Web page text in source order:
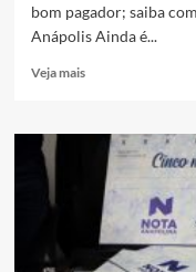
bom pagador; saiba
Anápolis Ainda é...
Veja maisRead
Nota
fiscal
anapolina
sorteia
prêmios